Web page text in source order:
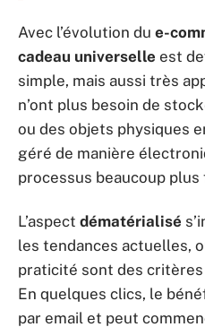
Avec l’évolution du e-
cadeau universelle est
simple, mais aussi très
n’ont plus besoin de
ou des objets physiques
géré de manière
processus beaucoup
L’aspect dématérialisé
les tendances actuelles,
praticité sont des
En quelques clics, le
par email et peut